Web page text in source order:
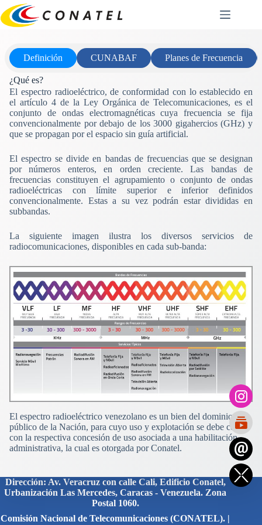
Saltar
al
contenido
Definición CUNABAF Planes de Frecuencia
¿Qué es?
El espectro radioeléctrico, de conformidad con lo establecido en
el artículo 4 de la Ley Orgánica de Telecomunicaciones, es el
conjunto de ondas electromagnéticas cuya frecuencia se fija
convencionalmente por debajo de los 3000 gigahercios (GHz) y
que se propagan por el espacio sin guía artificial.
El espectro se divide en bandas de frecuencias que se designan
por números enteros, en orden creciente. Las bandas de
frecuencias constituyen el agrupamiento o conjunto de ondas
radioeléctricas con límite superior e inferior definidos
convencionalmente. Estas a su vez podrán estar divididas en
subbandas.
La siguiente imagen ilustra los diversos servicios de
radiocomunicaciones, disponibles en cada sub-banda:
El espectro radioeléctrico venezolano es un bien del dominio
público de la Nación, para cuyo uso y explotación se debe contar
con la respectiva concesión de uso asociada a una habilitación
administrativa, la cual es otorgada por Conatel.
Dirección: Av. Veracruz con calle Cali, Edificio Conatel,
Urbanización Las Mercedes, Caracas - Venezuela. Zona
Postal 1060.
Comisión Nacional de Telecomunicaciones (CONATEL). |